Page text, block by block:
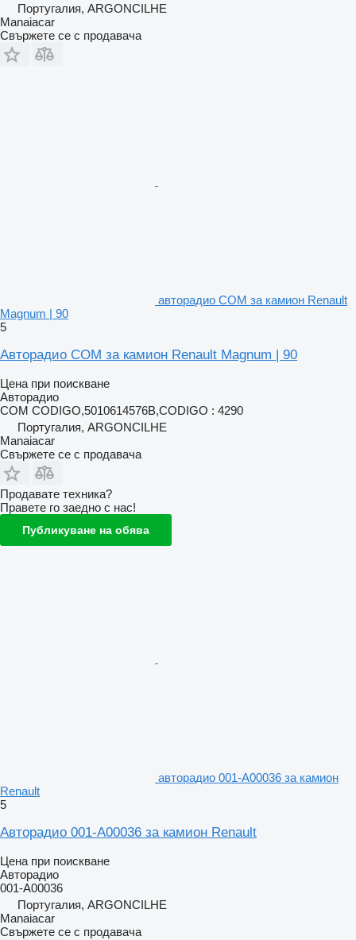
Португалия, ARGONCILHE
Manaiacar
Свържете се с продавача
авторадио COM за камион Renault
Magnum | 90
5
Авторадио COM за камион Renault Magnum | 90
Цена при поискване
Авторадио
COM CODIGO,5010614576B,CODIGO : 4290
Португалия, ARGONCILHE
Manaiacar
Свържете се с продавача
Продавате техника?
Правете го заедно с нас!
Публикуване на обява
авторадио 001-A00036 за камион
Renault
5
Авторадио 001-A00036 за камион Renault
Цена при поискване
Авторадио
001-A00036
Португалия, ARGONCILHE
Manaiacar
Свържете се с продавача